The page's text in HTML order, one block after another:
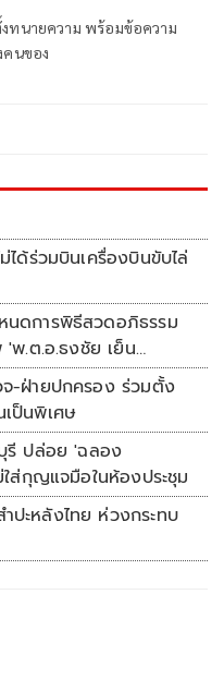
ทนายความ พร้อมข้อความ
คนของ
ด้ร่วมบินเครื่องบินขับไล่
นดการพิธีสวดอภิธรรม
'พ.ต.อ.ธงชัย เย็น
จ-ฝ่ายปกครอง ร่วมตั้ง
ป็นพิเศษ
รี ปล่อย 'ฉลอง
ส่กุญแจมือในห้องประชุม
ปะหลังไทย ห่วงกระทบ